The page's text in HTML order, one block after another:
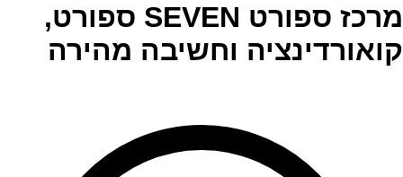
מרכז ספורט SEVEN ספורט,
קואורדינציה וחשיבה מהירה